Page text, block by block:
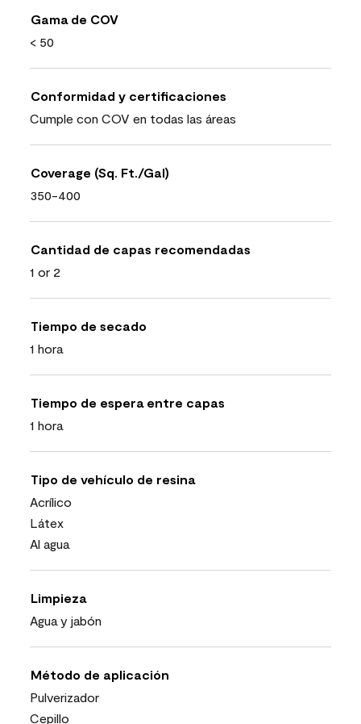
Gama de COV
< 50
Conformidad y certificaciones
Cumple con COV en todas las áreas
Coverage (Sq. Ft./Gal)
350-400
Cantidad de capas recomendadas
1 or 2
Tiempo de secado
1 hora
Tiempo de espera entre capas
1 hora
Tipo de vehículo de resina
Acrílico
Látex
Al agua
Limpieza
Agua y jabón
Método de aplicación
Pulverizador
Cepillo